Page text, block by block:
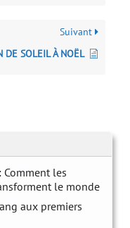
Comment les
le monde
aux premiers
Suivant
DE SOLEIL À NOËL